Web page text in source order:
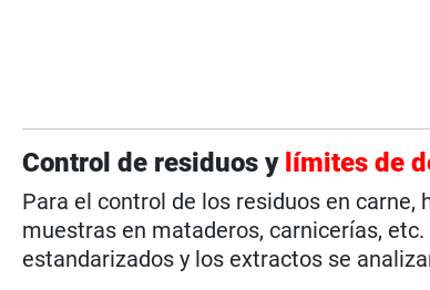
Control de residuos y límites de
Para el control de los residuos en
muestras en mataderos, carnicerías,
estandarizados y los extractos se